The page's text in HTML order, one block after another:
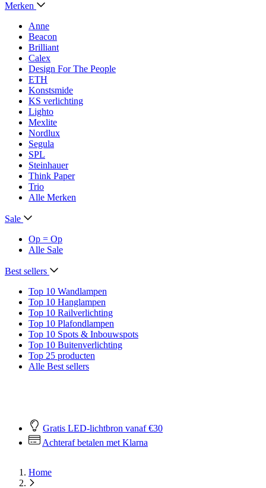
Merken
Anne
Beacon
Brilliant
Calex
Design For The People
ETH
Konstsmide
KS verlichting
Lighto
Mexlite
Nordlux
Segula
SPL
Steinhauer
Think Paper
Trio
Alle Merken
Sale
Op = Op
Alle Sale
Best sellers
Top 10 Wandlampen
Top 10 Hanglampen
Top 10 Railverlichting
Top 10 Plafondlampen
Top 10 Spots & Inbouwspots
Top 10 Buitenverlichting
Top 25 producten
Alle Best sellers
Gratis LED-lichtbron vanaf €30
Achteraf betalen met Klarna
Home